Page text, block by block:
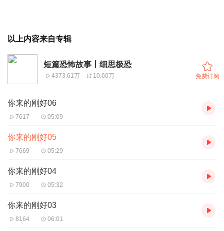
以上内容来自专辑
短篇恐怖故事丨细思极恐
4373.61万 10.60万 免费订阅
你来的刚好06
7617 05:09
你来的刚好05
7669 05:29
你来的刚好04
7900 05:32
你来的刚好03
8164 06:01